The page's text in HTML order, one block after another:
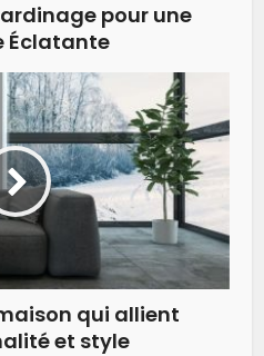
pour une
Éclatante
qui allient
et style